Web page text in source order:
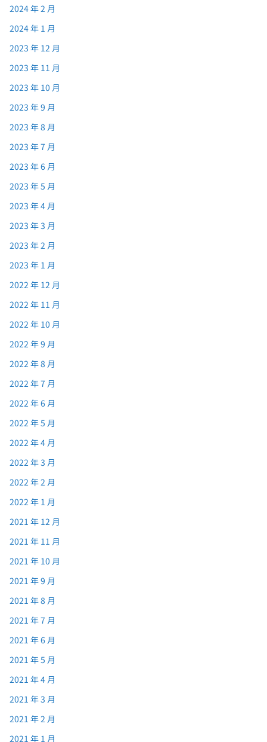
2024 年 2 月
2024 年 1 月
2023 年 12 月
2023 年 11 月
2023 年 10 月
2023 年 9 月
2023 年 8 月
2023 年 7 月
2023 年 6 月
2023 年 5 月
2023 年 4 月
2023 年 3 月
2023 年 2 月
2023 年 1 月
2022 年 12 月
2022 年 11 月
2022 年 10 月
2022 年 9 月
2022 年 8 月
2022 年 7 月
2022 年 6 月
2022 年 5 月
2022 年 4 月
2022 年 3 月
2022 年 2 月
2022 年 1 月
2021 年 12 月
2021 年 11 月
2021 年 10 月
2021 年 9 月
2021 年 8 月
2021 年 7 月
2021 年 6 月
2021 年 5 月
2021 年 4 月
2021 年 3 月
2021 年 2 月
2021 年 1 月